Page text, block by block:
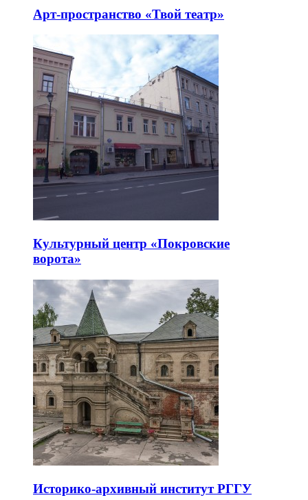
Арт-пространство «Твой театр»
Культурный центр «Покровские
ворота»
Историко-архивный институт РГГУ